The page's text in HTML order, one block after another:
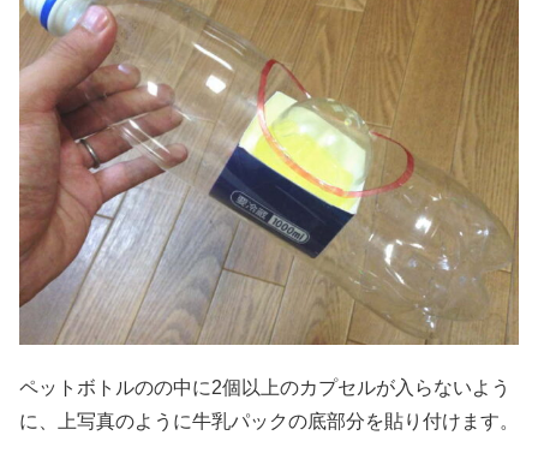
ペットボトルのの中に2個以上のカプセルが入らないよう
に、上写真のように牛乳パックの底部分を貼り付けます。